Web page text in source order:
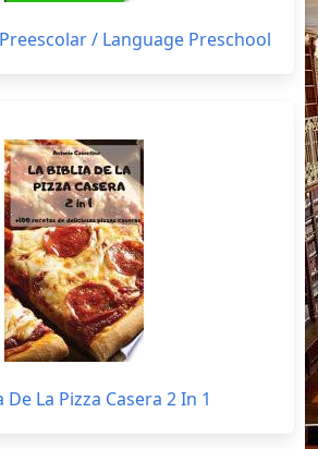
/ Language Preschool
De La Pizza Casera 2 In 1